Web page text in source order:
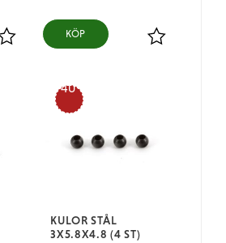
Lägg till i favoriter Lägg till i
KULOR STÅL
3X5.8X4.8 (4 ST)
40
%